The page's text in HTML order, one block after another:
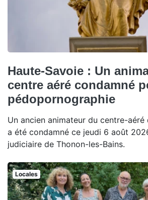
Haute-Savoie : Un
centre aéré condamné
pédopornographie
Un ancien animateur du centre-aéré
a été condamné ce jeudi 6 août
judiciaire de Thonon-les-Bains.
Locales